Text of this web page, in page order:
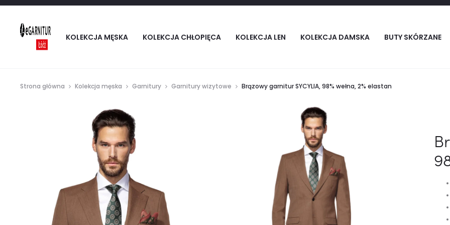
KOLEKCJA MĘSKA KOLEKCJA CHŁOPIĘCA KOLEKCJA LEN KOLEKCJA DAMSKA BUTY SKÓRZANE
Strona główna Kolekcja męska Garnitury Garnitury wizytowe Brązowy garnitur SYCYLIA, 98% wełna, 2% elastan